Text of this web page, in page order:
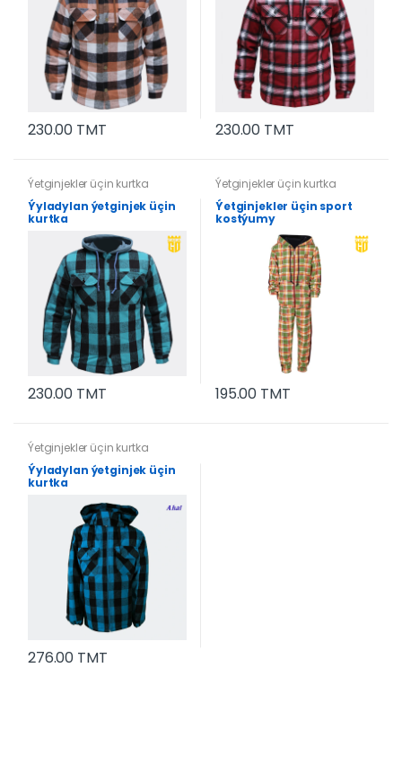
230.00 TMT 230.00 TMT
Ýetginjekler üçin kurtka
Ýyladylan ýetginjek üçin
kurtka
230.00 TMT
Ýetginjekler üçin kurtka
Ýetginjekler üçin sport
kostýumy
195.00 TMT
Ýetginjekler üçin kurtka
Ýyladylan ýetginjek üçin
kurtka
276.00 TMT